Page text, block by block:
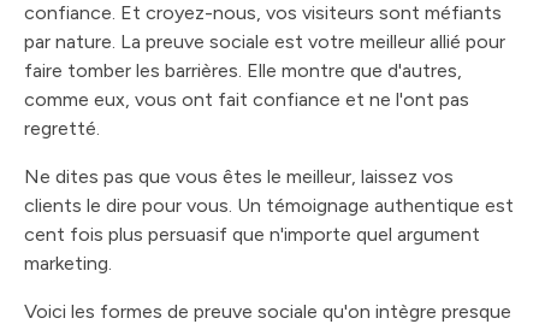
confiance. Et croyez-nous, vos visiteurs sont méfiants
par nature. La preuve sociale est votre meilleur allié pour
faire tomber les barrières. Elle montre que d'autres,
comme eux, vous ont fait confiance et ne l'ont pas
regretté.
Ne dites pas que vous êtes le meilleur, laissez vos
clients le dire pour vous. Un témoignage authentique est
cent fois plus persuasif que n'importe quel argument
marketing.
Voici les formes de preuve sociale qu'on intègre presque